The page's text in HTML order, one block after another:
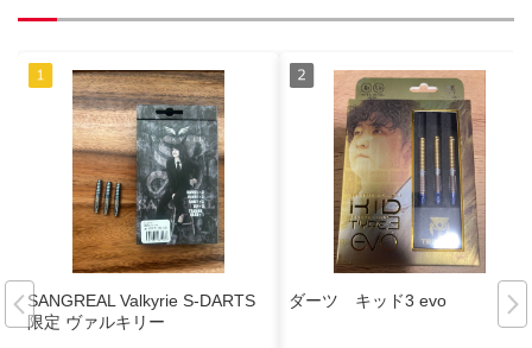
SANGREAL Valkyrie S-DARTS
限定 ヴァルキリー
ダーツ キッド3 evo